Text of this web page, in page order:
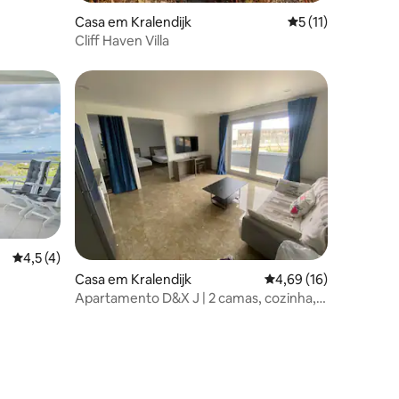
Casa em Kralendijk Classificação
5 (11)
Cliff Haven Villa
Classificação média de 4,5 em 5 estrelas, 4avaliações
4,5 (4)
Casa em Kralendijk Classificação média
4,69 (16)
Apartamento D&X J | 2 camas, cozinha,